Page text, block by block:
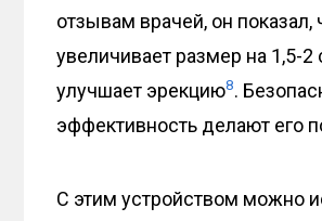
отзывам врачей, он показал,
увеличивает размер на 1,5-2
улучшает эрекцию8.
эффективность делают его
С этим устройством можно